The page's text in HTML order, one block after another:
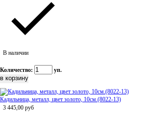
В наличии
Количество: уп.
Кадильница, металл, цвет золото, 10см.(8022-13)
3 445,00 руб